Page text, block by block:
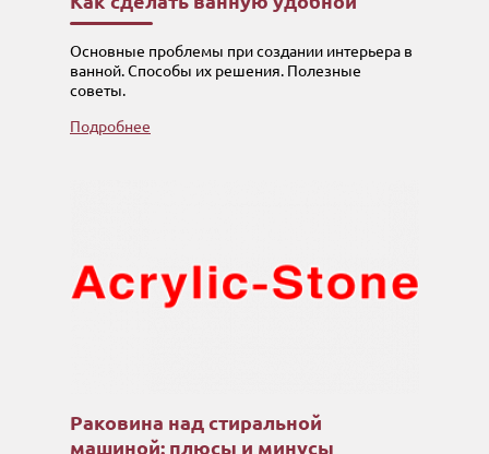
Основные проблемы при создании интерьера в
ванной. Способы их решения. Полезные
советы.
Подробнее
Раковина над стиральной
машиной: плюсы и минусы